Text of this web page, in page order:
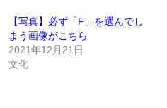
【写真】必ず「F」を選んでし
まう画像がこちら
2021年12月21日
文化